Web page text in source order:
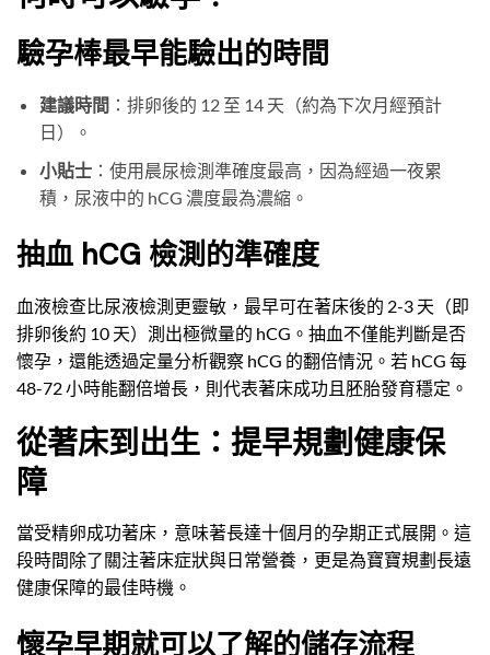
驗孕棒最早能驗出的時間
建議時間 ：排卵後的 12 至 14 天（約為下次月經預計
日）。
小貼士：使用晨尿檢測準確度最高，因為經過一夜累
積，尿液中的 hCG 濃度最為濃縮。
抽血 hCG 檢測的準確度
血液檢查比尿液檢測更靈敏，最早可在著床後的 2-3 天（即
排卵後約 10 天）測出極微量的 hCG。抽血不僅能判斷是否
懷孕，還能透過定量分析觀察 hCG 的翻倍情況。若 hCG 每
48-72 小時能翻倍增長，則代表著床成功且胚胎發育穩定。
從著床到出生：提早規劃健康保
障
當受精卵成功著床，意味著長達十個月的孕期正式展開。這
段時間除了關注著床症狀與日常營養，更是為寶寶規劃長遠
健康保障的最佳時機。
懷孕早期就可以了解的儲存流程